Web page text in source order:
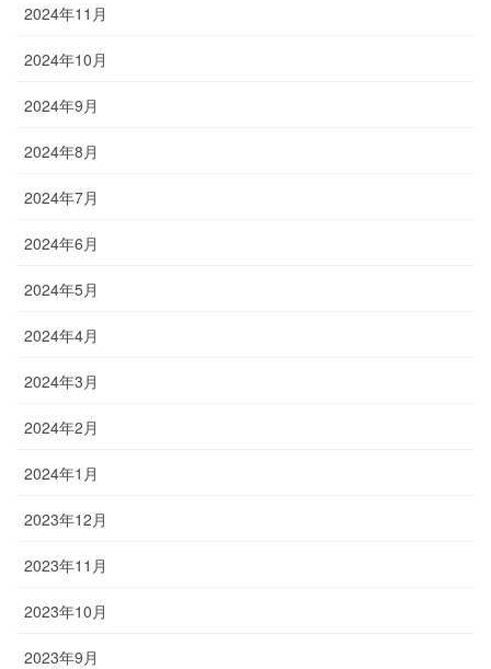
2024年11月
2024年10月
2024年9月
2024年8月
2024年7月
2024年6月
2024年5月
2024年4月
2024年3月
2024年2月
2024年1月
2023年12月
2023年11月
2023年10月
2023年9月